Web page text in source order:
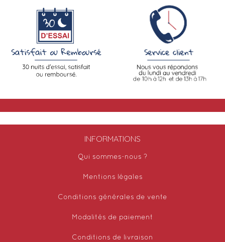
INFORMATIONS
Qui sommes-nous ?
Mentions légales
Conditions générales de vente
Modalités de paiement
Conditions de livraison